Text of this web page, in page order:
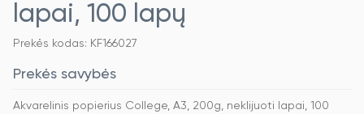
lapai, 100 lapų
Prekės kodas: KF166027
Prekės savybės
Akvarelinis popierius College, A3, 200g, neklijuoti lapai, 100